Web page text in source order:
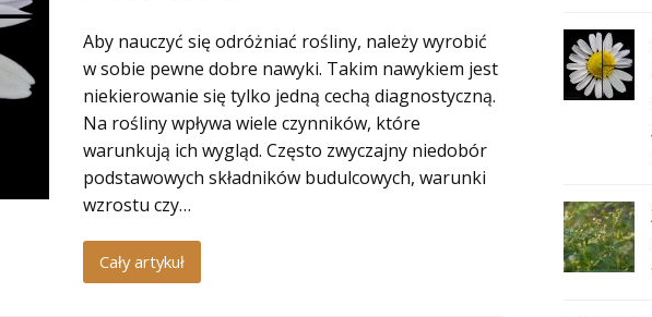
Aby nauczyć się odróżniać rośliny, należy wyrobić
w sobie pewne dobre nawyki. Takim nawykiem jest
niekierowanie się tylko jedną cechą diagnostyczną.
Na rośliny wpływa wiele czynników, które
warunkują ich wygląd. Często zwyczajny niedobór
podstawowych składników budulcowych, warunki
wzrostu czy…
Cały artykuł